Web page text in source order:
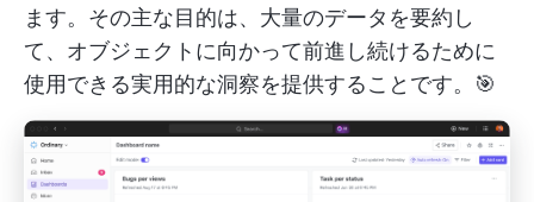
ます。その主な目的は、大量のデータを要約し
て、オブジェクトに向かって前進し続けるために
使用できる実用的な洞察を提供することです。🎯